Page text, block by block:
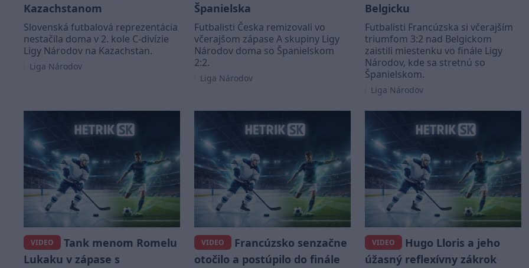
Kazachstanom
Slovenská futbalová reprezentácia
nestačila doma v 2. kole C-divízie
Ligy Národov na Kazachstan.
Liga Národov
Španielska
Futbalisti Česka remizovali vo
včerajšom zápase A skupiny Ligy
Národov doma so Španielskom
2:2.
Liga Národov
Belgicku
Futbalisti Francúzska si včerajším
triumfom 3:2 nad Belgickom
zaistili miestenku vo finále Ligy
Národov, kde sa stretnú so
Španielskom.
Liga Národov
VIDEO
Tank menom Romelu
Lukaku v zápase s
VIDEO
Francúzsko senzačne
otočilo a postúpilo do finále
VIDEO
Hugo Lloris a jeho
úžasný reflexívny zákrok